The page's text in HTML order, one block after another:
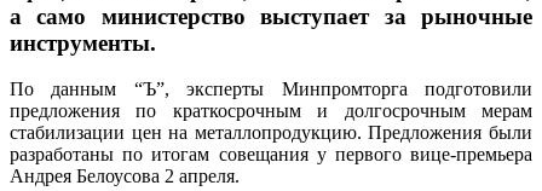
а само министерство выступает за рыночные
инструменты.
По данным “Ъ”, эксперты Минпромторга подготовили
предложения по краткосрочным и долгосрочным мерам
стабилизации цен на металлопродукцию. Предложения были
разработаны по итогам совещания у первого вице-премьера
Андрея Белоусова 2 апреля.